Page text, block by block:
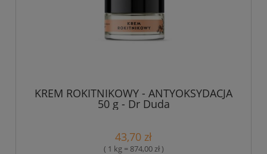
KREM ROKITNIKOWY - ANTYOKSYDACJA
50 g - Dr Duda
43,70 zł
( 1 kg = 874,00 zł )